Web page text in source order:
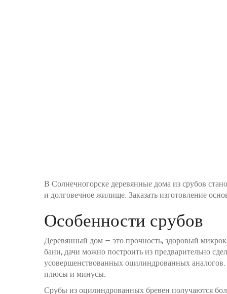
В Солнечногорске деревянные дома из срубов
и долговечное жилище. Заказать изготовление
Особенности срубов
Деревянный дом – это прочность, здоровый
бани, дачи можно построить из предварительно
усовершенствованных оцилиндрованных
плюсы и минусы.
Срубы из оцилиндрованных бревен получаются